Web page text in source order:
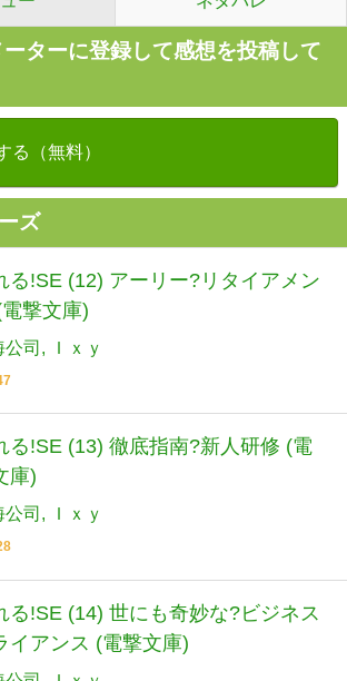
ターに登録して感想を投稿して
る（無料）
ズ
る!SE (12) アーリー?リタイアメン
電撃文庫)
公司 Ｉｘｙ
る!SE (13) 徹底指南?新人研修 (電
庫)
公司 Ｉｘｙ
る!SE (14) 世にも奇妙な?ビジネス
イアンス (電撃文庫)